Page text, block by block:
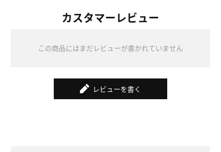
カスタマーレビュー
この商品にはまだレビューが書かれていません
レビューを書く